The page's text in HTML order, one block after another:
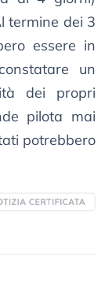
termine dei 3
essere in
un
dei propri
pilota mai
potrebbero